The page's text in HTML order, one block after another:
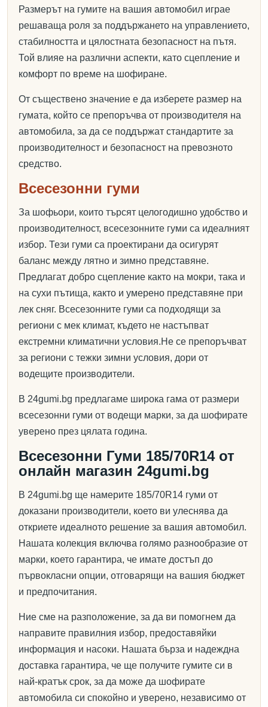
Размерът на гумите на вашия автомобил играе
решаваща роля за поддържането на управлението,
стабилността и цялостната безопасност на пътя.
Той влияе на различни аспекти, като сцепление и
комфорт по време на шофиране.
От съществено значение е да изберете размер на
гумата, който се препоръчва от производителя на
автомобила, за да се поддържат стандартите за
производителност и безопасност на превозното
средство.
Всесезонни гуми
За шофьори, които търсят целогодишно удобство и
производителност, всесезонните гуми са идеалният
избор. Тези гуми са проектирани да осигурят
баланс между лятно и зимно представяне.
Предлагат добро сцепление както на мокри, така и
на сухи пътища, както и умерено представяне при
лек сняг. Всесезонните гуми са подходящи за
региони с мек климат, където не настъпват
екстремни климатични условия.Не се препоръчват
за региони с тежки зимни условия, дори от
водещите производители.
В 24gumi.bg предлагаме широка гама от размери
всесезонни гуми от водещи марки, за да шофирате
уверено през цялата година.
Всесезонни Гуми 185/70R14 от
онлайн магазин 24gumi.bg
В 24gumi.bg ще намерите 185/70R14 гуми от
доказани производители, което ви улеснява да
откриете идеалното решение за вашия автомобил.
Нашата колекция включва голямо разнообразие от
марки, което гарантира, че имате достъп до
първокласни опции, отговарящи на вашия бюджет
и предпочитания.
Ние сме на разположение, за да ви помогнем да
направите правилния избор, предоставяйки
информация и насоки. Нашата бърза и надеждна
доставка гарантира, че ще получите гумите си в
най-кратък срок, за да може да шофирате
автомобила си спокойно и уверено, независимо от